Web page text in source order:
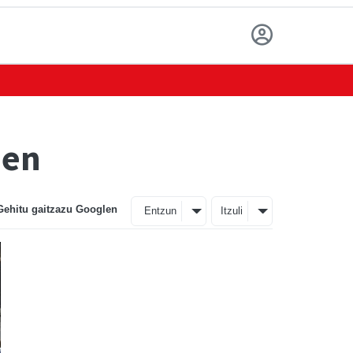
gaitzazu Googlen Entzun Itzuli